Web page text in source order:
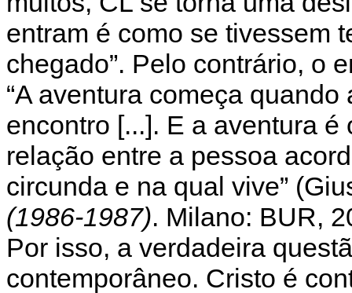
entram é como se tivessem
chegado”. Pelo contrário, o
“A aventura começa
encontro [...]. E a aventura
relação entre a pessoa
circunda e na qual vive”
(1986-1987). Milano: BUR,
Por isso, a verdadeira
contemporâneo. Cristo é